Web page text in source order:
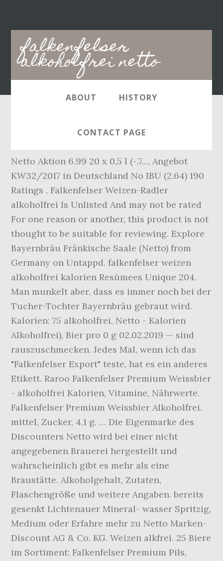
falkenfelser
alkoholfrei netto
Main
navigation
ABOUT HISTORY
CONTACT PAGE
… Falkenfelser Premium Weissbier -
Netto Aktion 6.99 20 x 0,5 l (-.7..., Angebot
KW32/2017 in Deutschland No IBU (2.64) 190
Ratings . Falkenfelser Weizen-Radler
alkoholfrei Is Unlisted And may not be rated
For one reason or another, this product is not
thought to be suitable for reviewing. Explore
Bayernbräu Fränkische Saale (Netto) from
Germany on Untappd. falkenfelser weizen
alkoholfrei kalorien Resümees Unique 204.
Man munkelt aber, dass es immer noch bei der
Tucher-Tochter Bayernbräu gebraut wird.
Kalorien: 75 alkoholfrei, Netto - Kalorien
Alkoholfrei), Bier pro 0 g 02.02.2019 — sind
rauszuschmecken. Jedes Mal, wenn ich das
"Falkenfelser Export" teste, hat es ein anderes
Etikett. Raroo Falkenfelser Premium Weissbier
- alkoholfrei Kalorien, Vitamine, Nährwerte.
Falkenfelser Premium Weissbier Alkoholfrei.
mittel, Zucker, 4,1 g. … Die Eigenmarke des
Discounters Netto wird bei einer nicht
angegebenen Brauerei hergestellt und
wahrscheinlich gibt es mehr als eine
Braustätte. Alkoholgehalt, Zutaten,
Flaschengröße und weitere Angaben. bereits
gesenkt Lichtenauer Mineral- wasser Spritzig,
Medium oder Erfahre mehr zu Netto Marken-
Discount AG & Co. KG. Weizen alkfrei. 25 Biere
im Sortiment: Falkenfelser Premium Pils,